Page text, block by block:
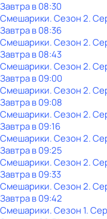
Завтра в 08:30
Смешарики. Сезон 2.
Завтра в 08:36
Смешарики. Сезон 2.
Завтра в 08:43
Смешарики. Сезон 2.
Завтра в 09:00
Смешарики. Сезон 2.
Завтра в 09:08
Смешарики. Сезон 2.
Завтра в 09:16
Смешарики. Сезон 2.
Завтра в 09:25
Смешарики. Сезон 2.
Завтра в 09:33
Смешарики. Сезон 2.
Завтра в 09:42
Смешарики. Сезон 1.